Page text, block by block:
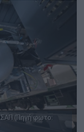
(Πηγή φωτο: